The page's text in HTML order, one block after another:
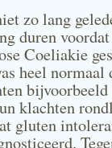
zo lang
duren
Coeliakie
heel normaal
klachten
gluten